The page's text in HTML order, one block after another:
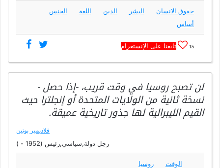
حقوق الانسان البشر الدين اللغة
الجنس
أساس
15 تابعنا على الإنستغرام
لن تصبح روسيا في وقت قريب، -إذا حصل -
نسخة ثانية من الولايات المتحدة أو إنجلترا حيث
القيم الليبرالية لها جذور تاريخية عميقة.
فلاديمير بوتين
رجل دولة,سياسي,رئيس (1952 - )
الوقت روسيا